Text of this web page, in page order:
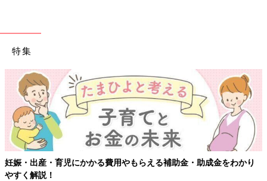
特集
・出産・育児にかかる費用やもらえる補助金・助成金をわかり
く解説！